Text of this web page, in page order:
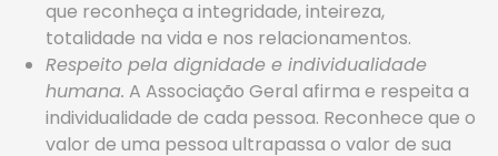
que reconheça a integridade, inteireza,
totalidade na vida e nos relacionamentos.
Respeito pela dignidade e individualidade
humana. A Associação Geral afirma e respeita a
individualidade de cada pessoa. Reconhece que o
valor de uma pessoa ultrapassa o valor de sua